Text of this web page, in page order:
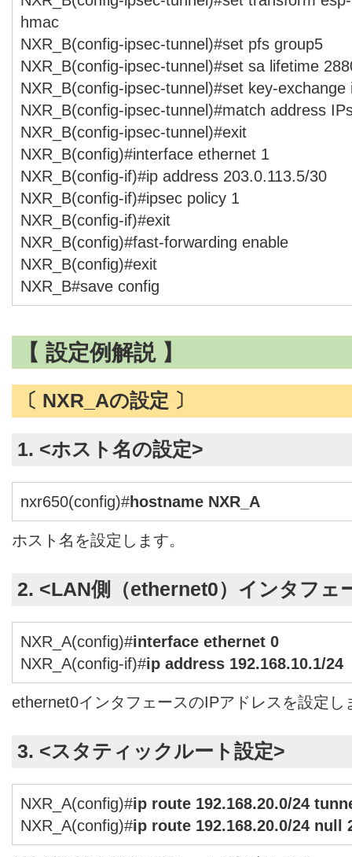
hmac
NXR_B(config-ipsec-tunnel)#set pfs group5
NXR_B(config-ipsec-tunnel)#set sa lifetime
NXR_B(config-ipsec-tunnel)#set key-exchange
NXR_B(config-ipsec-tunnel)#match address
NXR_B(config-ipsec-tunnel)#exit
NXR_B(config)#interface ethernet 1
NXR_B(config-if)#ip address 203.0.113.5/30
NXR_B(config-if)#ipsec policy 1
NXR_B(config-if)#exit
NXR_B(config)#fast-forwarding enable
NXR_B(config)#exit
NXR_B#save config
【 設定例解説 】
〔 NXR_Aの設定 〕
1. <ホスト名の設定>
nxr650(config)#hostname NXR_A
ホスト名を設定します。
2. <LAN側（ethernet0）インタフェ
NXR_A(config)#interface ethernet 0
NXR_A(config-if)#ip address 192.168.10.1/24
ethernet0インタフェースのIPアドレスを設定し
3. <スタティックルート設定>
NXR_A(config)#ip route 192.168.20.0/24
NXR_A(config)#ip route 192.168.20.0/24 null